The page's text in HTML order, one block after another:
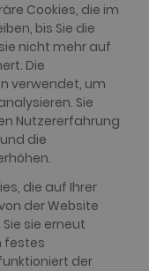
Cookies, die im
bis Sie die
nicht mehr auf
Die
verwendet, um
Sie
Nutzererfahrung
die
die auf Ihrer
der Website
sie erneut
festes
der